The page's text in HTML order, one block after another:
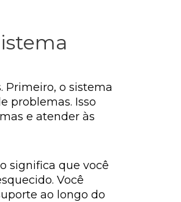
Primeiro, o sistema
problemas. Isso
e atender às
significa que você
Você
ao longo do